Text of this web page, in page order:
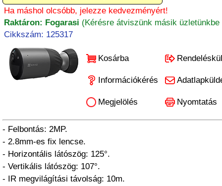
Ha máshol olcsóbb, jelezze kedvezményért!
Raktáron: Fogarasi (Kérésre átviszünk másik üzletünkbe
Cikkszám: 125317
Kosárba
Információkérés
Megjelölés Nyomtatás
- Felbontás: 2MP.
- 2.8mm-es fix lencse.
- Horizontális látószög: 125°.
- Vertikális látószög: 107°.
- IR megvilágítási távolság: 10m.